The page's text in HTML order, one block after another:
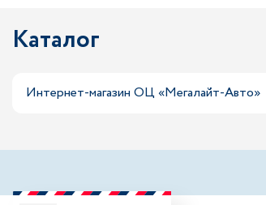
Каталог
Интернет-магазин ОЦ «Мегалайт-Авто»